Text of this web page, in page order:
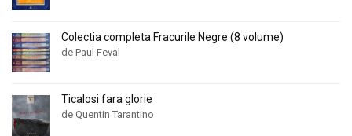
Colectia completa Fracurile Negre (8 volume)
de Paul Feval
Ticalosi fara glorie
de Quentin Tarantino